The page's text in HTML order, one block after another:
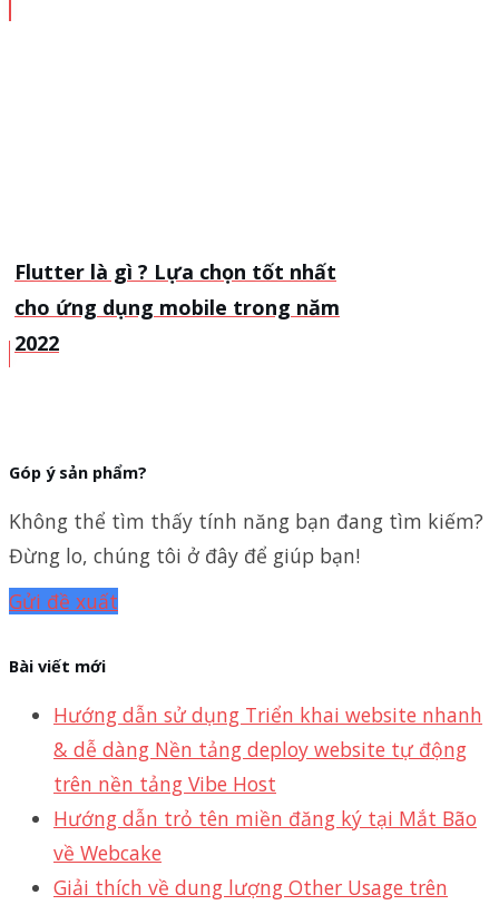
Flutter là gì ? Lựa chọn tốt nhất
cho ứng dụng mobile trong năm
2022
Góp ý sản phẩm?
Không thể tìm thấy tính năng bạn đang tìm kiếm?
Đừng lo, chúng tôi ở đây để giúp bạn!
Gửi đề xuất
Bài viết mới
Hướng dẫn sử dụng Triển khai website nhanh
& dễ dàng Nền tảng deploy website tự động
trên nền tảng Vibe Host
Hướng dẫn trỏ tên miền đăng ký tại Mắt Bão
về Webcake
Giải thích về dung lượng Other Usage trên